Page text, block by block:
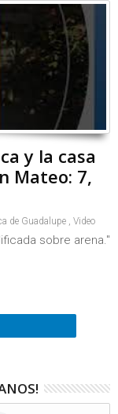
y la casa
Mateo: 7,
de Guadalupe , Video
sobre arena."